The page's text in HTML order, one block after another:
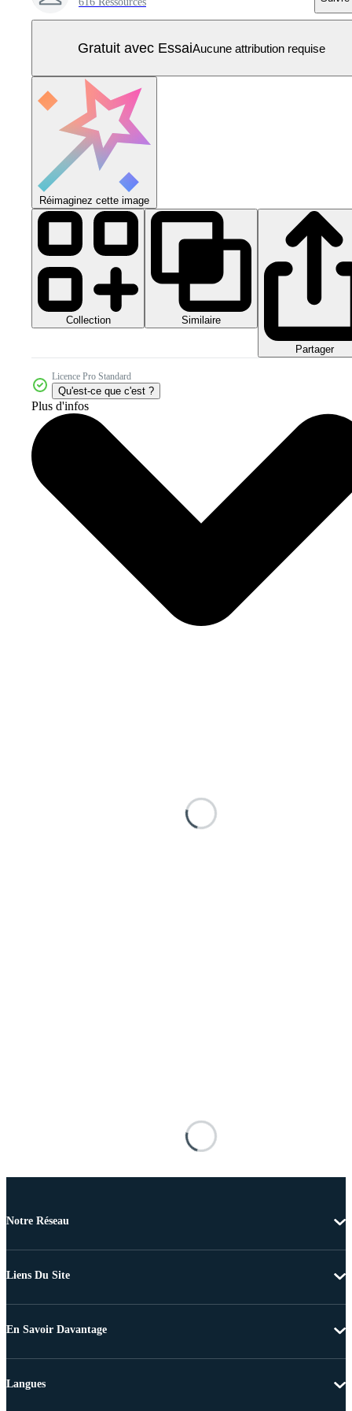
Gratuit avec EssaiAucune attribution requise
Réimaginez cette image
Collection Similaire
Partager
Licence Pro Standard
Qu'est-ce que c'est ?
Plus d'infos
Notre Réseau
Liens Du Site
En Savoir Davantage
Langues